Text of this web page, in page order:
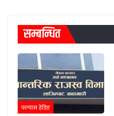
सम्बन्धित
फ्ल्यास हेडिङ